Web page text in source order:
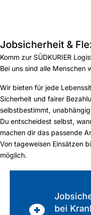
Jobsicherheit &
Komm zur SÜDKURIER
Bei uns sind alle Menschen
Wir bieten für jede
Sicherheit und fairer
selbstbestimmt,
Du entscheidest selbst,
machen dir das passende
Von tageweisen Einsätzen
möglich.
bei